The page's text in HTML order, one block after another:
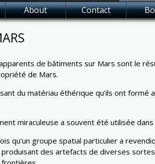
About Contact
de bâtiments sur Mars sont le
de Mars.
du matériau éthérique qu’ils ont formé
miraculeuse a souvent été utilisée
qu’un groupe spatial particulier a
des artefacts de diverses